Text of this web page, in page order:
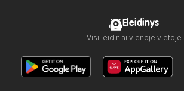
Eleidinys
Visi leidiniai vienoje vietoje